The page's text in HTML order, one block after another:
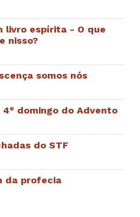
livro espírita - O que
nisso?
somos nós
4° domingo do Advento
do STF
da profecia